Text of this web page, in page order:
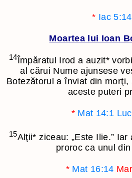
* Iac 5:14
Moartea lui Ioan
14Împăratul Irod a auzit*
al cărui Nume ajunsese
Botezătorul a înviat din morţi,
aceste puteri
* Mat 14:1
15Alţii* ziceau: „Este Ilie.”
proroc ca unul
* Mat 16:14